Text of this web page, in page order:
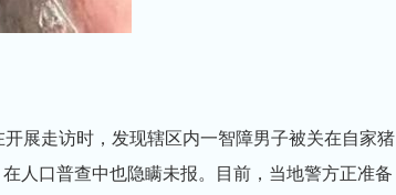
走访时，发现辖区内一智障男子被关在自家猪
人口普查中也隐瞒未报。目前，当地警方正准备